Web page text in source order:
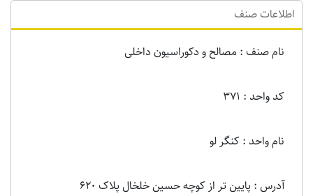
اطلاعات صنف
نام صنف : مصالح و دکوراسیون داخلی
کد واحد : 371
نام واحد : کنگر لو
آدرس : پایین تر از کوچه حسین خلخال پلاک ۶۲۰